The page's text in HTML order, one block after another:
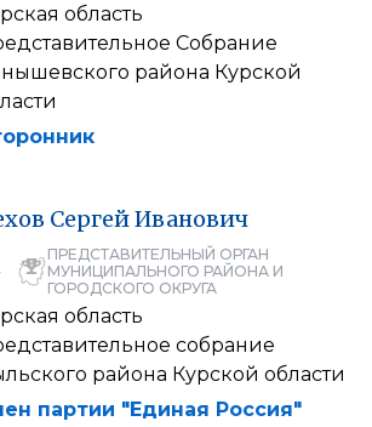
область
Собрание
района Курской
СергейИванович
ПРЕДСТАВИТЕЛЬНЫЙ ОРГАН
МУНИЦИПАЛЬНОГО РАЙОНА И
ГОРОДСКОГО ОКРУГА
область
собрание
района Курской области
партии "Единая Россия"